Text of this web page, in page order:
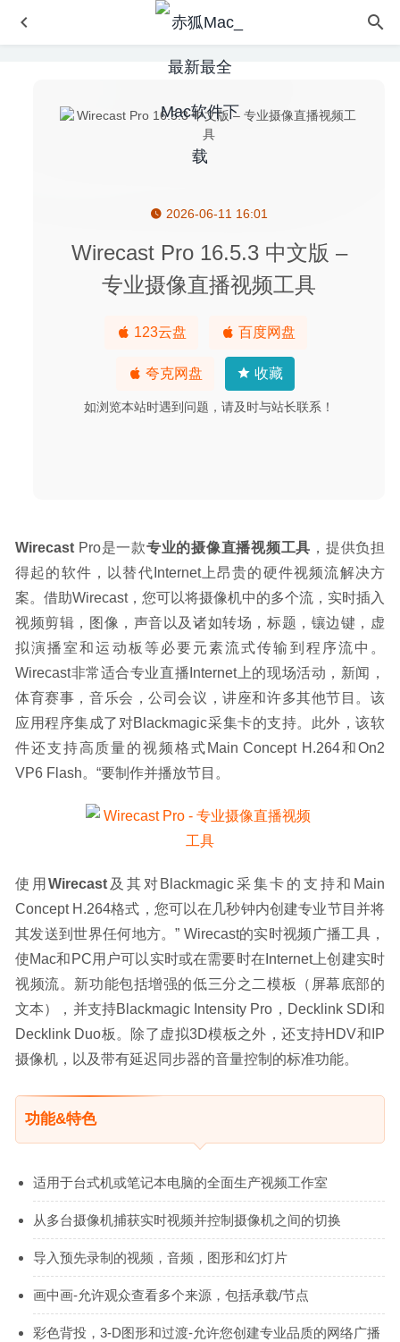
2026-06-11 16:01
Wirecast Pro 16.5.3 中文版 –
专业摄像直播视频工具
123云盘 百度网盘
夸克网盘 收藏
如浏览本站时遇到问题，请及时与站长联系！
Wirecast Pro是一款专业的摄像直播视频工具 ，提供负担
得起的软件，以替代Internet上昂贵的硬件视频流解决方
案。借助Wirecast，您可以将摄像机中的多个流，实时插入
视频剪辑，图像，声音以及诸如转场，标题，镶边键，虚
拟演播室和运动板等必要元素流式传输到程序流中。
Wirecast非常适合专业直播Internet上的现场活动，新闻，
体育赛事，音乐会，公司会议，讲座和许多其他节目。该
应用程序集成了对Blackmagic采集卡的支持。此外，该软
件还支持高质量的视频格式Main Concept H.264和On2
VP6 Flash。“要制作并播放节目。
使用Wirecast 及其对Blackmagic采集卡的支持和Main
Concept H.264格式，您可以在几秒钟内创建专业节目并将
其发送到世界任何地方。” Wirecast的实时视频广播工具，
使Mac和PC用户可以实时或在需要时在Internet上创建实时
视频流。新功能包括增强的低三分之二模板（屏幕底部的
文本），并支持Blackmagic Intensity Pro，Decklink SDI和
Decklink Duo板。除了虚拟3D模板之外，还支持HDV和IP
摄像机，以及带有延迟同步器的音量控制的标准功能。
功能&特色
适用于台式机或笔记本电脑的全面生产视频工作室
从多台摄像机捕获实时视频并控制摄像机之间的切换
导入预先录制的视频，音频，图形和幻灯片
画中画-允许观众查看多个来源，包括承载/节点
彩色背投，3-D图形和过渡-允许您创建专业品质的网络广播
Hasher 1.4 – 哈希值生成工具 2021-12-04
VirtualBox 6.1.12 中文版-功能强大且开源免费的虚拟机软
ZY-Player 2.1.0 – 优秀的视频播放神器 2020-07-29
2024-09-08
SyncBird Pro 4.1.5 – 优秀的iPhone设备数据传输文件管理